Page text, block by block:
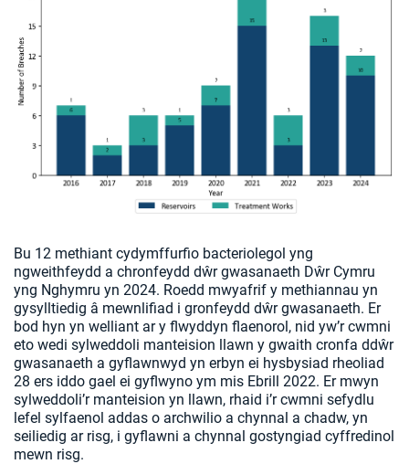
Bu 12 methiant cydymffurfio bacteriolegol yng
ngweithfeydd a chronfeydd dŵr gwasanaeth Dŵr Cymru
yng Nghymru yn 2024. Roedd mwyafrif y methiannau yn
gysylltiedig â mewnlifiad i gronfeydd dŵr gwasanaeth. Er
bod hyn yn welliant ar y flwyddyn flaenorol, nid yw’r cwmni
eto wedi sylweddoli manteision llawn y gwaith cronfa ddŵr
gwasanaeth a gyflawnwyd yn erbyn ei hysbysiad rheoliad
28 ers iddo gael ei gyflwyno ym mis Ebrill 2022. Er mwyn
sylweddoli’r manteision yn llawn, rhaid i’r cwmni sefydlu
lefel sylfaenol addas o archwilio a chynnal a chadw, yn
seiliedig ar risg, i gyflawni a chynnal gostyngiad cyffredinol
mewn risg.